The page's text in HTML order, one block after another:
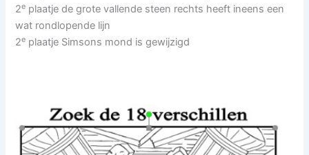
2e plaatje de grote vallende steen rechts heeft ineens een
wat rondlopende lijn
2e plaatje Simsons mond is gewijzigd